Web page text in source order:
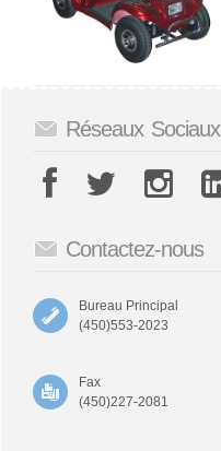
Réseaux Sociaux
Contactez-nous
Bureau Principal
(450)553-2023
Fax
(450)227-2081